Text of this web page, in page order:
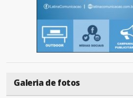
Galeria de fotos